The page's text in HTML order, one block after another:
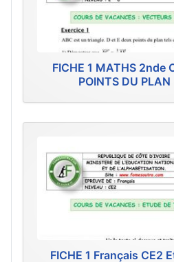
FICHE 1 MATHS 2nde
POINTS DU
FICHE 1 Français CE2